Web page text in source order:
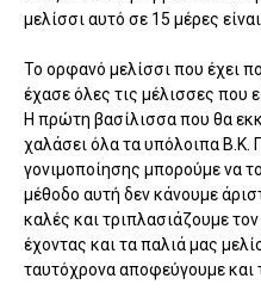
μελίσσι αυτό σε 15 μέρες
Το ορφανό μελίσσι που έχει
έχασε όλες τις μέλισσες που
Η πρώτη βασίλισσα που θα
χαλάσει όλα τα υπόλοιπα Β.Κ.
γονιμοποίησης μπορούμε να
μέθοδο αυτή δεν κάνουμε
καλές και τριπλασιάζουμε
έχοντας και τα παλιά μας
ταυτόχρονα αποφεύγουμε και